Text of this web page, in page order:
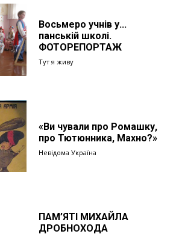
Восьмеро учнів у...
панській школі.
ФОТОРЕПОРТАЖ
Тут я живу
«Ви чували про Ромашку,
про Тютюнника, Махно?»
Невідома Україна
ПАМ’ЯТІ МИХАЙЛА
ДРОБНОХОДА